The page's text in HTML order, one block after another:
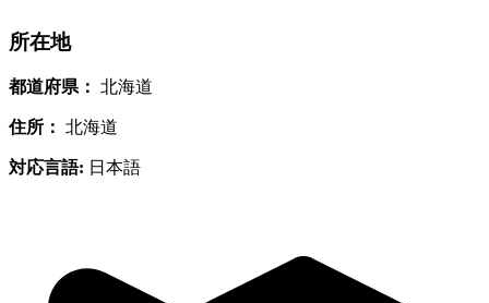
所在地
都道府県： 北海道
住所： 北海道
対応言語: 日本語